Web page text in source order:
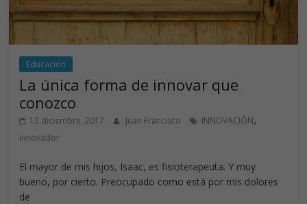
Educación
La única forma de innovar que
conozco
12 diciembre, 2017 Juan Francisco INNOVACIÓN,
innovador
El mayor de mis hijos, Isaac, es fisioterapeuta. Y muy
bueno, por cierto. Preocupado como está por mis dolores
de